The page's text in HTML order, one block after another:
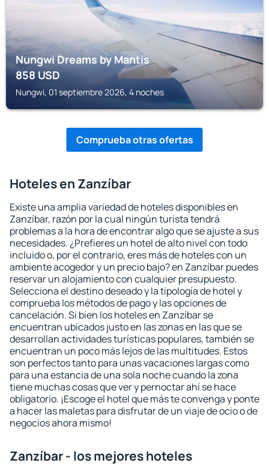
Nungwi Dreams by Mantis
858USD
Nungwi, 01 septiembre 2026, 4 noches
Comprueba otras ofertas
Hoteles en Zanzíbar
Existe una amplia variedad de hoteles disponibles en
Zanzíbar, razón por la cual ningún turista tendrá
problemas a la hora de encontrar algo que se ajuste a sus
necesidades. ¿Prefieres un hotel de alto nivel con todo
incluido o, por el contrario, eres más de hoteles con un
ambiente acogedor y un precio bajo? en Zanzíbar puedes
reservar un alojamiento con cualquier presupuesto.
Selecciona el destino deseado y la tipología de hotel y
comprueba los métodos de pago y las opciones de
cancelación. Si bien los hoteles en Zanzíbar se
encuentran ubicados justo en las zonas en las que se
desarrollan actividades turísticas populares, también se
encuentran un poco más lejos de las multitudes. Estos
son perfectos tanto para unas vacaciones largas como
para una estancia de una sola noche cuando la zona
tiene muchas cosas que ver y pernoctar ahí se hace
obligatorio. ¡Escoge el hotel que más te convenga y ponte
a hacer las maletas para disfrutar de un viaje de ocio o de
negocios ahora mismo!
Zanzíbar - los mejores hoteles